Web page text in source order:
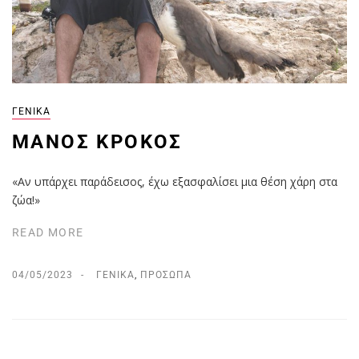
ΓΕΝΙΚΆ
ΜΆΝΟΣ ΚΡΌΚΟΣ
«Αν υπάρχει παράδεισος, έχω εξασφαλίσει μια θέση χάρη στα
ζώα!»
READ MORE
04/05/2023 ΓΕΝΙΚΆ, ΠΡΌΣΩΠΑ